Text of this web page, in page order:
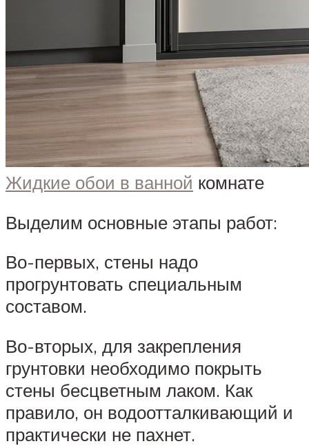
Жидкие обои в ванной комнате
Выделим основные этапы работ:
Во-первых, стены надо
прогрунтовать специальным
составом.
Во-вторых, для закрепления
грунтовки необходимо покрыть
стены бесцветным лаком. Как
правило, он водоотталкивающий и
практически не пахнет.